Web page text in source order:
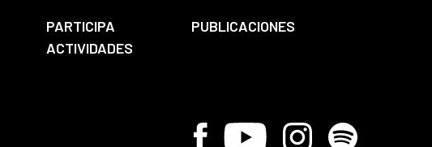
PARTICIPA
PUBLICACIONES
ACTIVIDADES
Facebook
Youtube InstagramSpotify